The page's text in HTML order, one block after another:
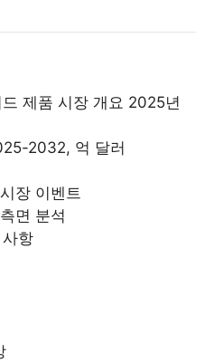
제품 시장 개요 2025년
2032, 억 달러
장 이벤트
면 분석
항